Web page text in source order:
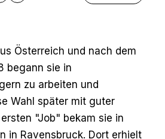
Österreich und nach dem
begann sie in
zu arbeiten und
Wahl später mit guter
"Job" bekam sie in
in Ravensbruck. Dort erhielt